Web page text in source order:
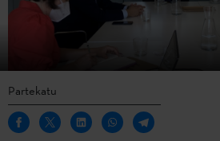
Partekatu